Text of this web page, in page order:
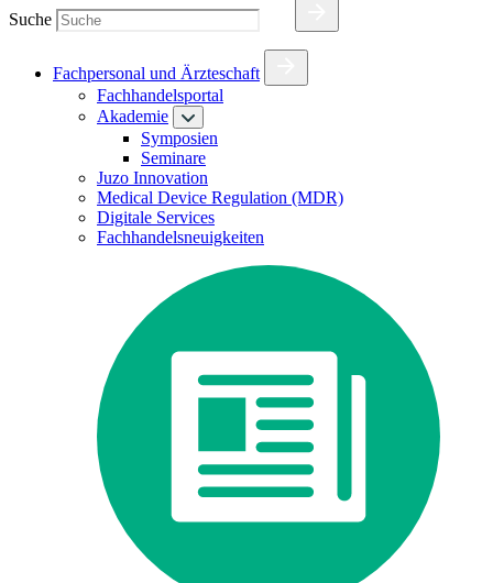
Suche
Fachpersonal und Ärzteschaft
Fachhandelsportal
Akademie
Symposien
Seminare
Juzo Innovation
Medical Device Regulation (MDR)
Digitale Services
Fachhandelsneuigkeiten